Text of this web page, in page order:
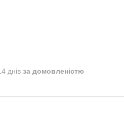
днів за домовленістю